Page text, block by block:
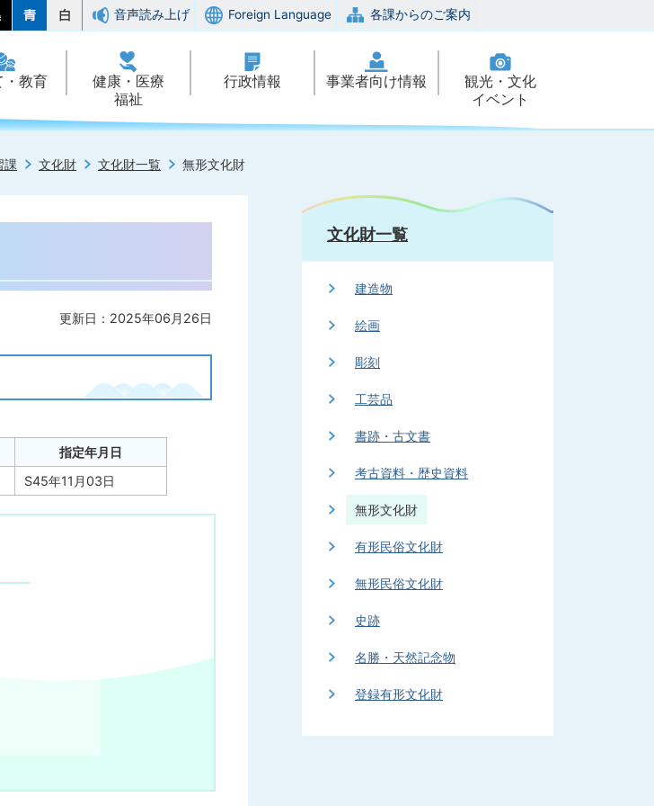
音声読み上げ Foreign Language 各課からのご案内
・教育
健康・医療
福祉
行政情報 事業者向け情報
観光・文化
イベント
課 文化財 文化財一覧 無形文化財
更新日：2025年06月26日
指定年月日
S45年11月03日
文化財一覧
建造物
絵画
彫刻
工芸品
書跡・古文書
考古資料・歴史資料
無形文化財
有形民俗文化財
無形民俗文化財
史跡
名勝・天然記念物
登録有形文化財